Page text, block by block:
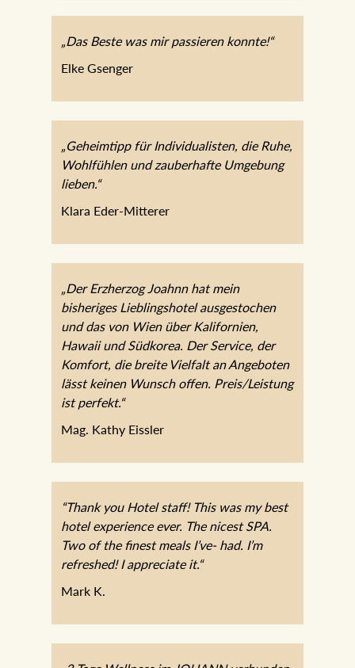
„Das Beste was mir passieren konnte!“
Elke Gsenger
„Geheimtipp für Individualisten, die Ruhe,
Wohlfühlen und zauberhafte Umgebung
lieben.“
Klara Eder-Mitterer
„Der Erzherzog Joahnn hat mein
bisheriges Lieblingshotel ausgestochen
und das von Wien über Kalifornien,
Hawaii und Südkorea. Der Service, der
Komfort, die breite Vielfalt an Angeboten
lässt keinen Wunsch offen. Preis/Leistung
ist perfekt.“
Mag. Kathy Eissler
“Thank you Hotel staff! This was my best
hotel experience ever. The nicest SPA.
Two of the finest meals I’ve- had. I’m
refreshed! I appreciate it.“
Mark K.